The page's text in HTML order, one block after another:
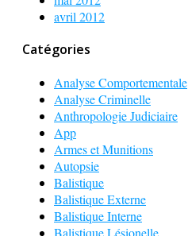
avril 2012
Catégories
Analyse Comportementale
Analyse Criminelle
Anthropologie Judiciaire
App
Armes et Munitions
Autopsie
Balistique
Balistique Externe
Balistique Interne
Balistique Lésionelle